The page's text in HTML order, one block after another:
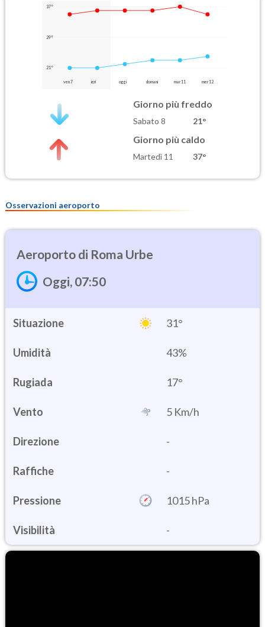
37°
29°
21°
ven 7 ieri oggi domani mar 11 mer 12
Giorno più freddo
Sabato 8 21°
Giorno più caldo
Martedì 11 37°
Osservazioni aeroporto
Roma Urbe
Oggi, 07:50
Situazione 31°
Umidità 43%
17°
Vento 5 Km/h
Direzione -
Raffiche -
Pressione 1015 hPa
Visibilità -